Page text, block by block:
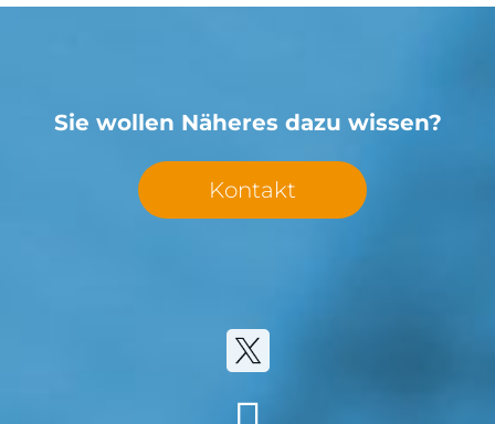
Sie wollen Näheres dazu wissen?
Kontakt